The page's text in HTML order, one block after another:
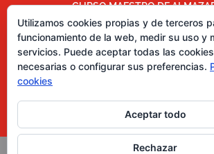
CURSO MAESTRO DE
ALMAZARA ESCUELA
TÉRMINOS Y CONDICIONES
Más información sobre las
Política de cookies
CATA DE
ASESORÍA Y MARKETING
CURSOS CATA DE ACEITES DE
Utilizamos cookies propias y de terceros
funcionamiento de la web, medir su uso y
servicios. Puede aceptar todas las
necesarias o configurar sus preferencias.
cookies
Aceptar todo
Rechazar